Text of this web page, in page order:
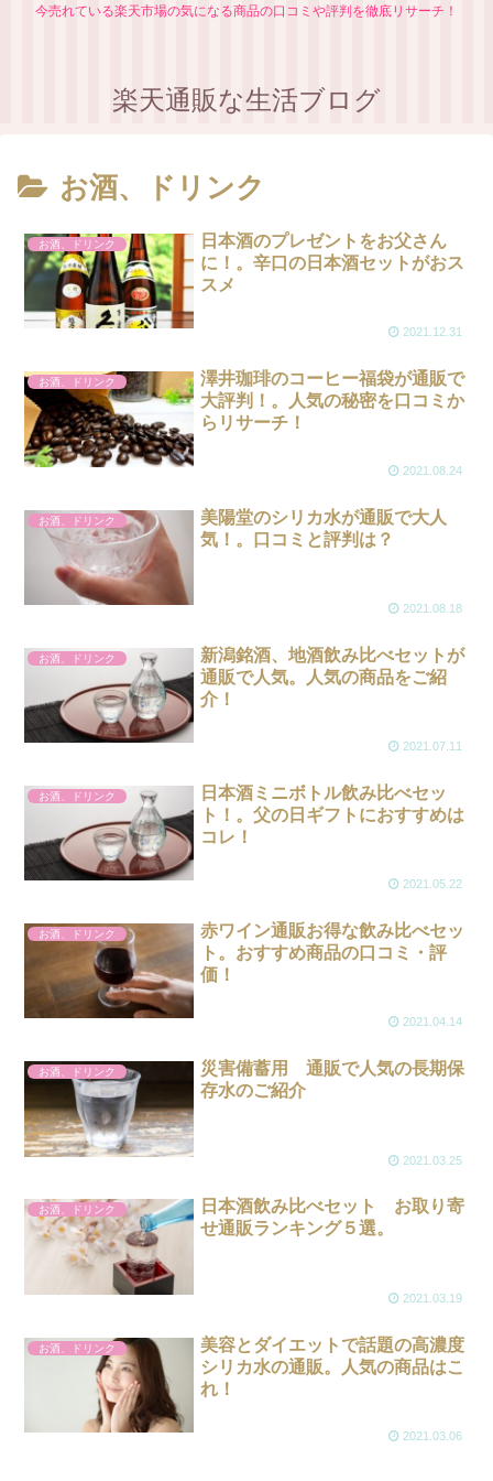
今売れている楽天市場の気になる商品の口コミや評判を徹底リサーチ！
楽天通販な生活ブログ
お酒、ドリンク
お酒、ドリンク
日本酒のプレゼントをお父さん
に！。辛口の日本酒セットがおス
スメ
2021.12.31
お酒、ドリンク
澤井珈琲のコーヒー福袋が通販で
大評判！。人気の秘密を口コミか
らリサーチ！
2021.08.24
お酒、ドリンク
美陽堂のシリカ水が通販で大人
気！。口コミと評判は？
2021.08.18
お酒、ドリンク
新潟銘酒、地酒飲み比べセットが
通販で人気。人気の商品をご紹
介！
2021.07.11
お酒、ドリンク
日本酒ミニボトル飲み比べセッ
ト！。父の日ギフトにおすすめは
コレ！
2021.05.22
お酒、ドリンク
赤ワイン通販お得な飲み比べセッ
ト。おすすめ商品の口コミ・評
価！
2021.04.14
お酒、ドリンク
災害備蓄用 通販で人気の長期保
存水のご紹介
2021.03.25
お酒、ドリンク
日本酒飲み比べセット お取り寄
せ通販ランキング５選。
2021.03.19
お酒、ドリンク
美容とダイエットで話題の高濃度
シリカ水の通販。人気の商品はこ
れ！
2021.03.06